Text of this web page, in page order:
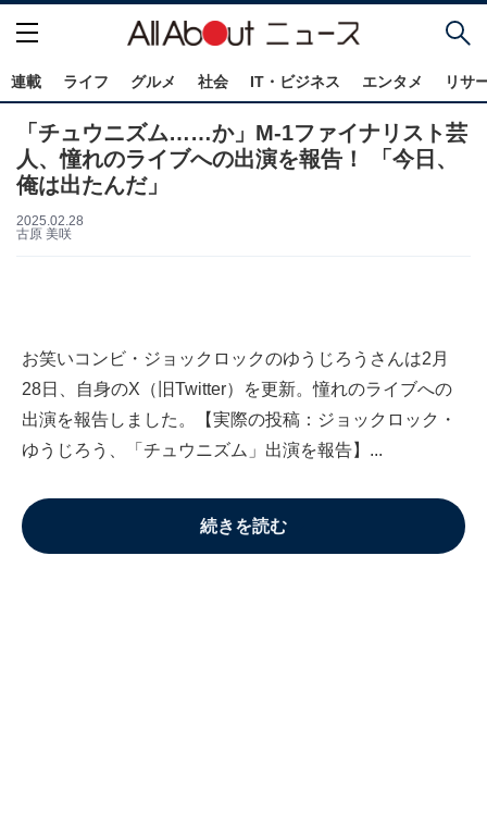
連載 ライフ グルメ 社会 IT・ビジネス エンタメ リサ
「チュウニズム……か」M-1ファイナリスト芸
人、憧れのライブへの出演を報告！ 「今日、
俺は出たんだ」
2025.02.28
古原 美咲
お笑いコンビ・ジョックロックのゆうじろうさんは2月
28日、自身のX（旧Twitter）を更新。憧れのライブへの
出演を報告しました。【実際の投稿：ジョックロック・
ゆうじろう、「チュウニズム」出演を報告】...
続きを読む